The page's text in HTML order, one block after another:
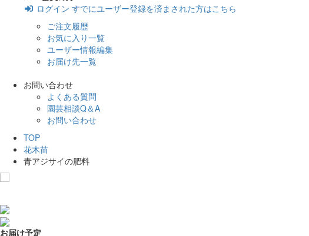
ログイン すでにユーザー登録を済まされた方はこちら
ご注文履歴
お気に入り一覧
ユーザー情報編集
お届け先一覧
お問い合わせ
よくある質問
園芸相談Q＆A
お問い合わせ
TOP
花木苗
青アジサイの肥料
お届け予定